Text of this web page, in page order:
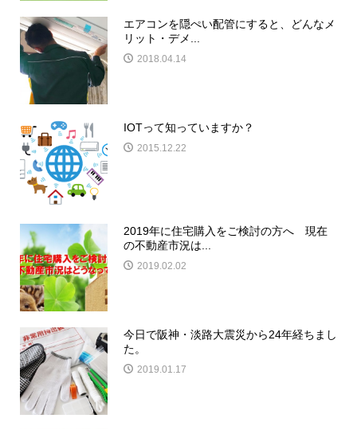
エアコンを隠ぺい配管にすると、どんなメ
リット・デメ...
2018.04.14
IOTって知っていますか？
2015.12.22
2019年に住宅購入をご検討の方へ 現在
の不動産市況は...
2019.02.02
今日で阪神・淡路大震災から24年経ちまし
た。
2019.01.17